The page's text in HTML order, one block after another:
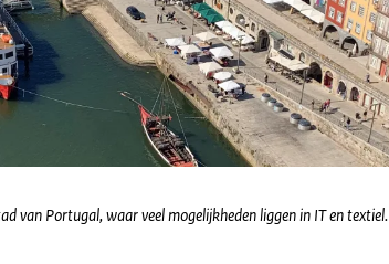
van Portugal, waar veel mogelijkheden liggen in IT en textiel.